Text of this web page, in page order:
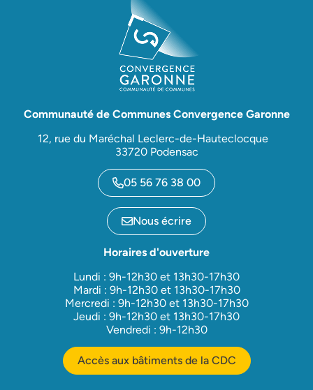
Communauté de Communes Convergence Garonne
12, rue du Maréchal Leclerc-de-Hauteclocque
33720 Podensac
05 56 76 38 00
Nous écrire
Horaires d'ouverture
Lundi : 9h-12h30 et 13h30-17h30
Mardi : 9h-12h30 et 13h30-17h30
Mercredi : 9h-12h30 et 13h30-17h30
Jeudi : 9h-12h30 et 13h30-17h30
Vendredi : 9h-12h30
Accès aux bâtiments de la CDC